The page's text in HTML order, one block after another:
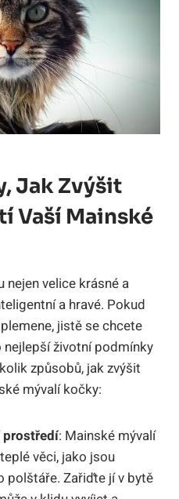
Jak Zvýšit
Vaší Mainské
velice krásné a
a hravé. Pokud
jistě se chcete
životní podmínky
způsobů, jak zvýšit
mývalí kočky:
: Mainské mývalí
věci, jako jsou
polštáře. Zařiďte jí v bytě